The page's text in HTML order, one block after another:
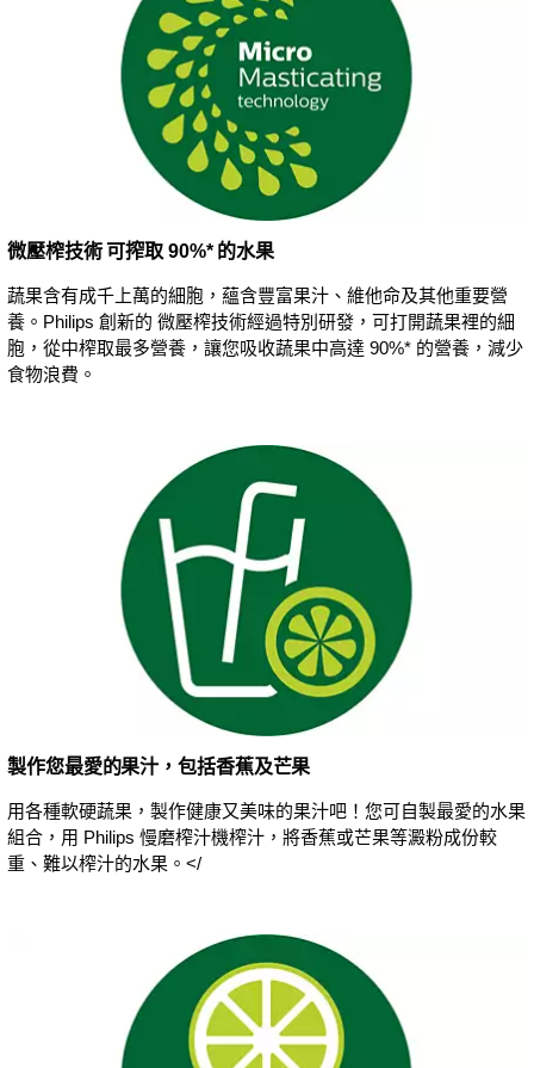
微壓榨技術 可搾取 90%* 的水果
蔬果含有成千上萬的細胞，蘊含豐富果汁、維他命及其他重要營
養。Philips 創新的 微壓榨技術經過特別研發，可打開蔬果裡的細
胞，從中榨取最多營養，讓您吸收蔬果中高達 90%* 的營養，減少
食物浪費。
製作您最愛的果汁，包括香蕉及芒果
用各種軟硬蔬果，製作健康又美味的果汁吧！您可自製最愛的水果
組合，用 Philips 慢磨榨汁機榨汁，將香蕉或芒果等澱粉成份較
重、難以榨汁的水果。</